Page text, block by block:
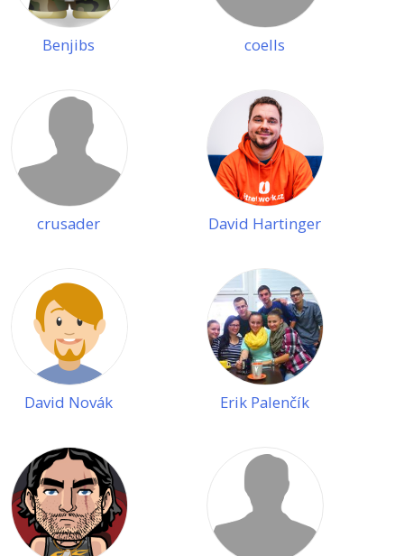
Benjibs coells
crusader David Hartinger
David Novák Erik Palenčík